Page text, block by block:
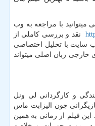
با مراجعه به وب
نقد و بررسی کاملی از
سایت با تحلیل اختصاصی
خارجی زبان اصلی میتواند
و کارگردانی لی ونل
شد. بازیگرانی چون الیزابت ماس
فیلم از رمانی به همین